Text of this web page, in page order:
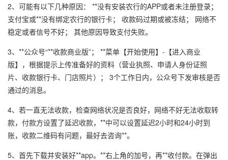
2、可能有以下几种原因： **没有安装农行的APP或者未注册登录；
支付宝或**没有绑定农行的银行卡； 收款码过期或被冻结； 网络不
稳定或者信号不好； 其他原因导致支付失败。
3、**公众号“**收款商业版”； **菜单【开始使用】-【进入商业
版】，根据提示上传准备好的资料（营业执照、申请人身份证照
片、收款银行卡、门店照片）； 3个工作日内，公众号下发审核是否
通过的消息。
4、若一直无法收款，检查网络状况是否良好，网络不好无法收取转
款，付款方设置了延迟收款，**中可以设置延迟2小时和24小时到
账，收款二维码有问题，最好去咨询**。
5、首先下载并安装好**app。**右上角的加号，再**收付款。在弹出